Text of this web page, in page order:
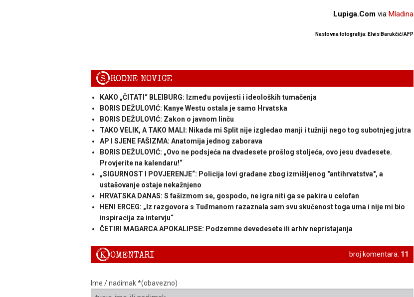
Lupiga.Com via Mladina
Naslovna fotografija: Elvis Barukčić/AFP
SRODNE NOVICE
KAKO „ČITATI“ BLEIBURG: Između povijesti i ideoloških tumačenja
BORIS DEŽULOVIĆ: Kanye Westu ostala je samo Hrvatska
BORIS DEŽULOVIĆ: Zakon o javnom linču
TAKO VELIK, A TAKO MALI: Nikada mi Split nije izgledao manji i tužniji nego tog subotnjeg jutra
AP I SJENE FAŠIZMA: Anatomija jednog zaborava
BORIS DEŽULOVIĆ: „Ovo ne podsjeća na dvadesete prošlog stoljeća, ovo jesu dvadesete.
Provjerite na kalendaru!“
„SIGURNOST I POVJERENJE“: Policija lovi građane zbog izmišljenog "antihrvatstva", a
ustašovanje ostaje nekažnjeno
HRVATSKA DANAS: S fašizmom se, gospodo, ne igra niti ga se pakira u celofan
HENI ERCEG: „Iz razgovora s Tuđmanom razaznala sam svu skučenost toga uma i nije mi bio
inspiracija za intervju“
ČETIRI MAGARCA APOKALIPSE: Podzemne devedesete ili arhiv nepristajanja
broj komentara: 11
KOMENTARI
Ime / nadimak *(obavezno)